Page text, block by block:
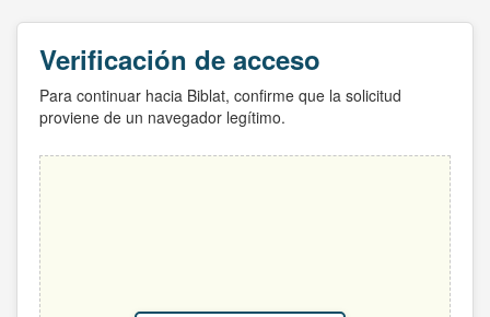
Verificación de acceso
Para continuar hacia Biblat, confirme que la solicitud
proviene de un navegador legítimo.